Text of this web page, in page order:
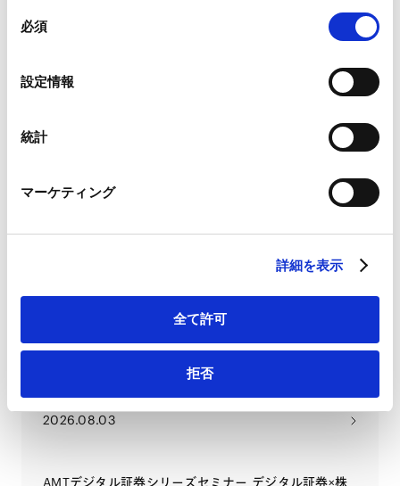
ことがあります。
Google Analytics利用規約（
Marketo
外部サイト）
LinkedIn プライバシーポリシー（
HubSpot プライバシーポリシー（外部サイト）
必須
設定情報
統計
マーケティング
詳細を表示
全て許可
拒否
PEファンド案件を読み解くM&A法務 〜買収スキーム・
2026.08.18
水素・アンモニア関連プロジェクトの組成に向けて -
2026.08.06
海外財団を巡る課税問題の検討 ―東京高判令和８年４
2026.08.04
事業法の重要論点総点検 〜本年5月の施行に備え、許
認可・権利設計・損害賠償まで、実務で問われる論点
を徹底解説〜
2026.08.03
AMTデジタル証券シリーズセミナー デジタル証券×株